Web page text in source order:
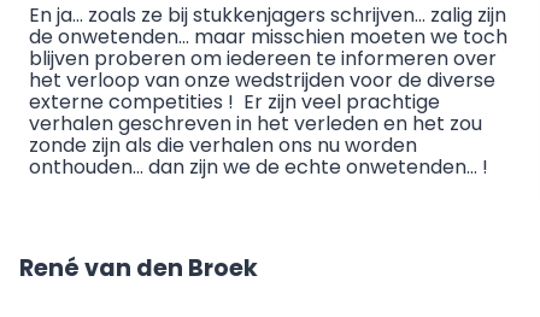
En ja… zoals ze bij stukkenjagers schrijven… zalig zijn
de onwetenden… maar misschien moeten we toch
blijven proberen om iedereen te informeren over
het verloop van onze wedstrijden voor de diverse
externe competities ! Er zijn veel prachtige
verhalen geschreven in het verleden en het zou
zonde zijn als die verhalen ons nu worden
onthouden… dan zijn we de echte onwetenden… !
René van den Broek